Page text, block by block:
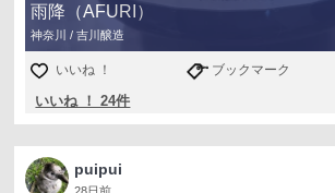
雨降（AFURI）
神奈川 / 吉川醸造
いいね ！ ブックマーク
いいね ！ 24件
puipui